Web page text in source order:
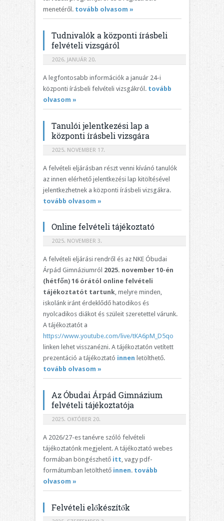
menetéről. tovább olvasom »
Tudnivalók a központi írásbeli
felvételi vizsgáról
2026. JANUÁR 20.
A legfontosabb információk a január 24-i
központi írásbeli felvételi vizsgákról. tovább
olvasom »
Tanulói jelentkezési lap a
központi írásbeli vizsgára
2025. NOVEMBER 17.
A felvételi eljárásban részt venni kívánó tanulók
az innen elérhető jelentkezési lap kitöltésével
jelentkezhetnek a központi írásbeli vizsgákra.
tovább olvasom »
Online felvételi tájékoztató
2025. NOVEMBER 3.
A felvételi eljárási rendről és az NKE Óbudai
Árpád Gimnáziumról 2025. november 10-én
(hétfőn) 16 órától online felvételi
tájékoztatót tartunk, melyre minden,
iskolánk iránt érdeklődő hatodikos és
nyolcadikos diákot és szüleit szeretettel várunk.
A tájékoztatót a
https://www.youtube.com/live/tKA6pM_D5qo
linken lehet visszanézni. A tájékoztatón vetített
prezentáció a tájékoztató innen letölthető.
tovább olvasom »
Az Óbudai Árpád Gimnázium
felvételi tájékoztatója
2025. OKTÓBER 20.
A 2026/27-es tanévre szóló felvételi
tájékoztatónk megjelent. A tájékoztató webes
formában böngészhető itt, vagy pdf-
formátumban letölthető innen. tovább
olvasom »
Felvételi előkészítők